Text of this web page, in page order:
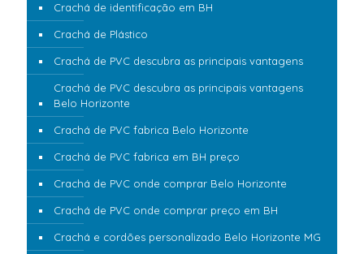
Crachá de identificação em BH
Crachá de Plástico
Crachá de PVC descubra as principais vantagens
Crachá de PVC descubra as principais vantagens
Belo Horizonte
Crachá de PVC fabrica Belo Horizonte
Crachá de PVC fabrica em BH preço
Crachá de PVC onde comprar Belo Horizonte
Crachá de PVC onde comprar preço em BH
Crachá e cordões personalizado Belo Horizonte MG